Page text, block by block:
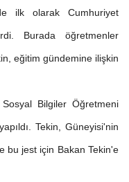
ilk olarak Cumhuriyet
Burada öğretmenler
eğitim gündemine ilişkin
Bilgiler Öğretmeni
Tekin, Güneyisi'nin
bu jest için Bakan Tekin'e